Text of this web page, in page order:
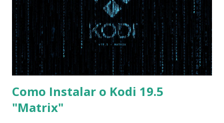
Order USB HDD: SATA CD: SATA HDD: Essa ordem de boot
vai garantir que ele tente primeiro o boot pela USB, depois
pelo CD e por último no HD. Apenas as opções acima são
as necessá...
Como Instalar o Kodi 19.5
"Matrix"